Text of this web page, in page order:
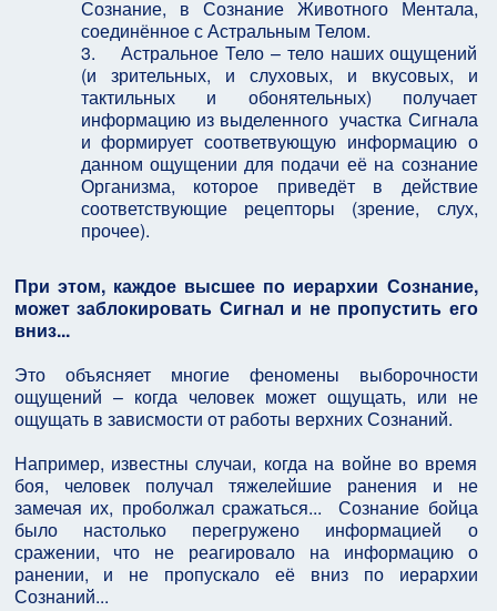
Сознание, в Сознание Животного Ментала,
соединённое с Астральным Телом.
3. Астральное Тело – тело наших ощущений
(и зрительных, и слуховых, и вкусовых, и
тактильных и обонятельных) получает
информацию из выделенного участка Сигнала
и формирует соответвующую информацию о
данном ощущении для подачи её на сознание
Организма, которое приведёт в действие
соответствующие рецепторы (зрение, слух,
прочее).
При этом, каждое высшее по иерархии Сознание,
может заблокировать Сигнал и не пропустить его
вниз...
Это объясняет многие феномены выборочности
ощущений – когда человек может ощущать, или не
ощущать в зависмости от работы верхних Сознаний.
Например, известны случаи, когда на войне во время
боя, человек получал тяжелейшие ранения и не
замечая их, проболжал сражаться... Сознание бойца
было настолько перегружено информацией о
сражении, что не реагировало на информацию о
ранении, и не пропускало её вниз по иерархии
Сознаний...